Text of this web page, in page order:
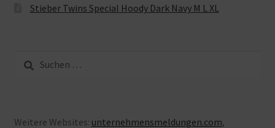
Stieber Twins Special Hoody Dark Navy M L XL
nach:
Weitere Websites: unternehmensmeldungen.com,